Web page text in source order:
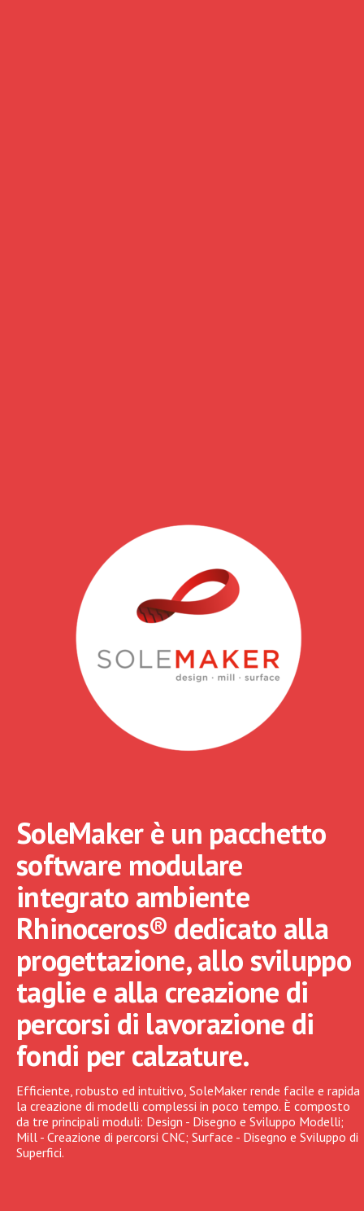
SoleMaker è un pacchetto
software modulare
integrato ambiente
Rhinoceros® dedicato alla
progettazione, allo sviluppo
taglie e alla creazione di
percorsi di lavorazione di
fondi per calzature.
Efficiente, robusto ed intuitivo, SoleMaker rende facile e rapida
la creazione di modelli complessi in poco tempo. È composto
da tre principali moduli: Design - Disegno e Sviluppo Modelli;
Mill - Creazione di percorsi CNC; Surface - Disegno e Sviluppo di
Superfici.